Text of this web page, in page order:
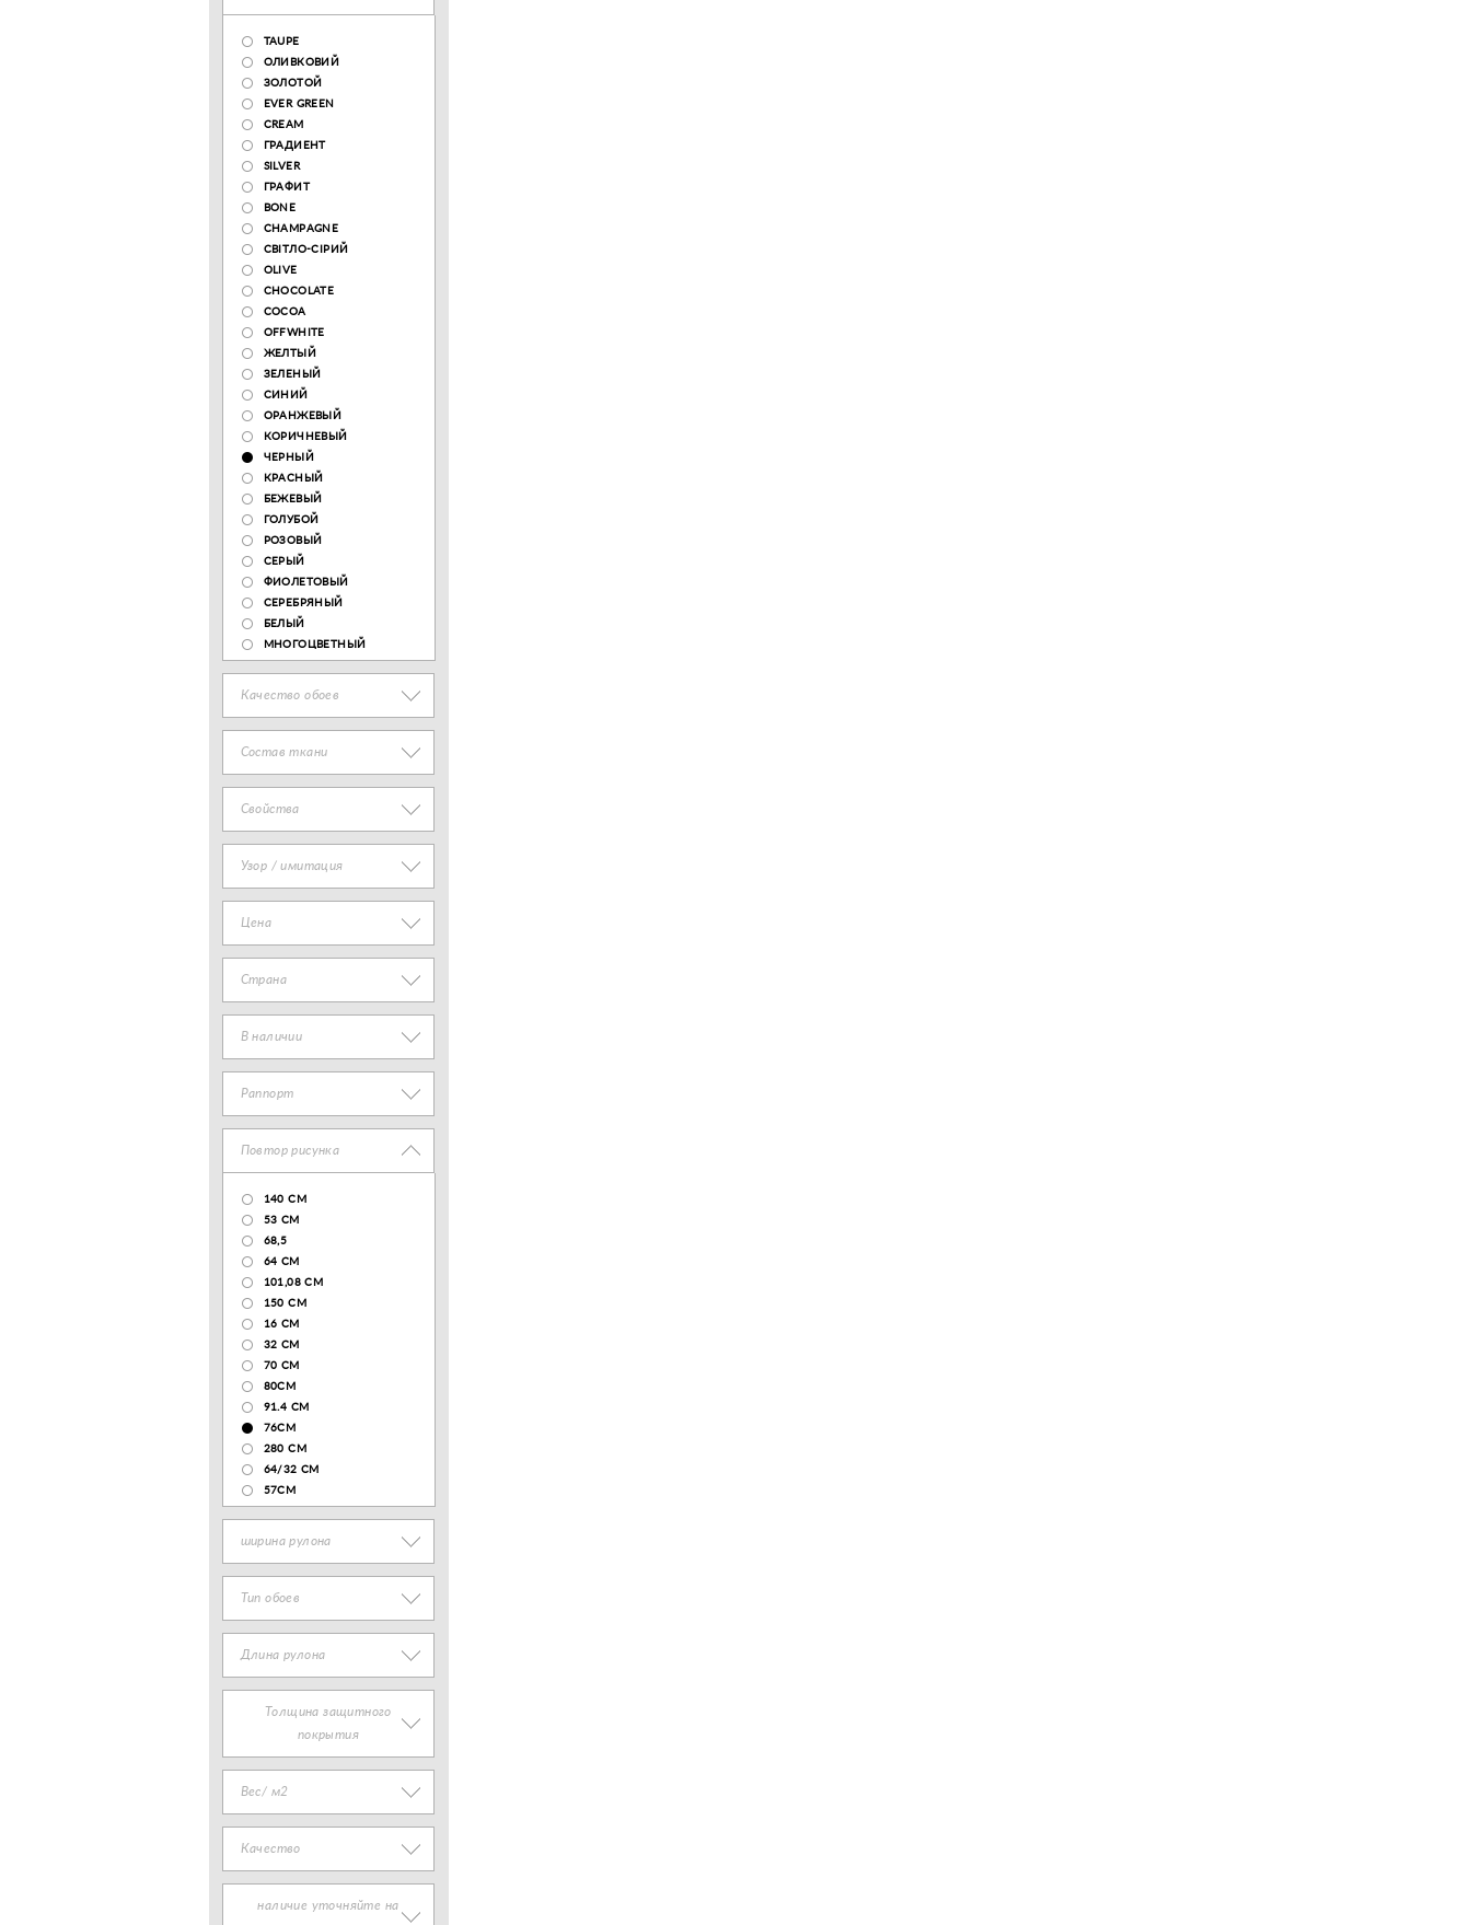
TAUPE
ОЛИВКОВИЙ
ЗОЛОТОЙ
EVER GREEN
CREAM
ГРАДИЕНТ
SILVER
ГРАФИТ
BONE
CHAMPAGNE
СВІТЛО-СІРИЙ
OLIVE
CHOCOLATE
COCOA
OFFWHITE
ЖЕЛТЫЙ
ЗЕЛЕНЫЙ
СИНИЙ
ОРАНЖЕВЫЙ
КОРИЧНЕВЫЙ
ЧЕРНЫЙ
КРАСНЫЙ
БЕЖЕВЫЙ
ГОЛУБОЙ
РОЗОВЫЙ
СЕРЫЙ
ФИОЛЕТОВЫЙ
СЕРЕБРЯНЫЙ
БЕЛЫЙ
МНОГОЦВЕТНЫЙ
Качество обоев
Состав ткани
Свойства
Узор / имитация
Цена
Страна
В наличии
Раппорт
Повтор рисунка
140 CM
53 СМ
68,5
64 СМ
101,08 CM
150 CM
16 СМ
32 СМ
70 CM
80СМ
91.4 СМ
76СМ
280 СМ
64/32 СМ
57СМ
ширина рулона
Тип обоев
Длина рулона
Толщина защитного
покрытия
Вес/ м2
Качество
наличие уточняйте на